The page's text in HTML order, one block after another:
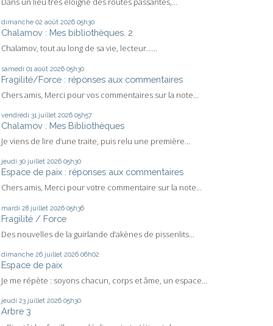
dimanche 02 août 2026 05h30
Chalamov : Mes bibliothèques. 2
Chalamov, tout au long de sa vie, lecteur…...
samedi 01 août 2026 05h30
Fragilité/Force : réponses aux commentaires
Chers amis, Merci pour vos commentaires sur la note...
vendredi 31 juillet 2026 05h57
Chalamov : Mes Bibliothèques
Je viens de lire d’une traite, puis relu une première...
jeudi 30 juillet 2026 05h30
Espace de paix : réponses aux commentaires
Chers amis, Merci pour votre commentaire sur la note...
mardi 28 juillet 2026 05h36
Fragilité / Force
Des nouvelles de la guirlande d’akènes de pissenlits...
dimanche 26 juillet 2026 06h02
Espace de paix
Je me répète : soyons chacun, corps et âme, un espace...
jeudi 23 juillet 2026 05h30
Arbre 3